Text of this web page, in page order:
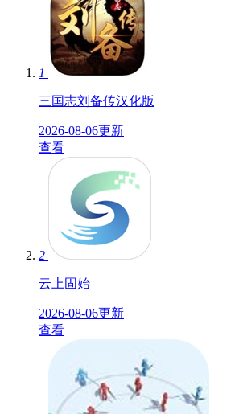
1
三国志刘备传汉化版
2026-08-06更新
查看
2
云上固始
2026-08-06更新
查看